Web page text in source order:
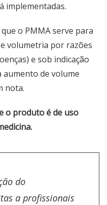
implementadas.
o PMMA serve para
volumetria por razões
e sob indicação
aumento de volume
nota.
o produto é de uso
do
a profissionais